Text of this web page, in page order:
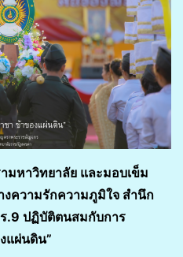
หาวิทยาลัย และมอบเข็ม
งความรักความภูมิใจ สำนึก
.9 ปฏิบัติตนสมกับการ
แผ่นดิน”